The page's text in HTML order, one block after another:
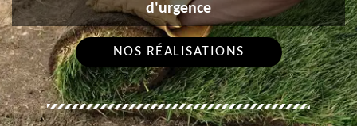
d'urgence
NOS RÉALISATIONS